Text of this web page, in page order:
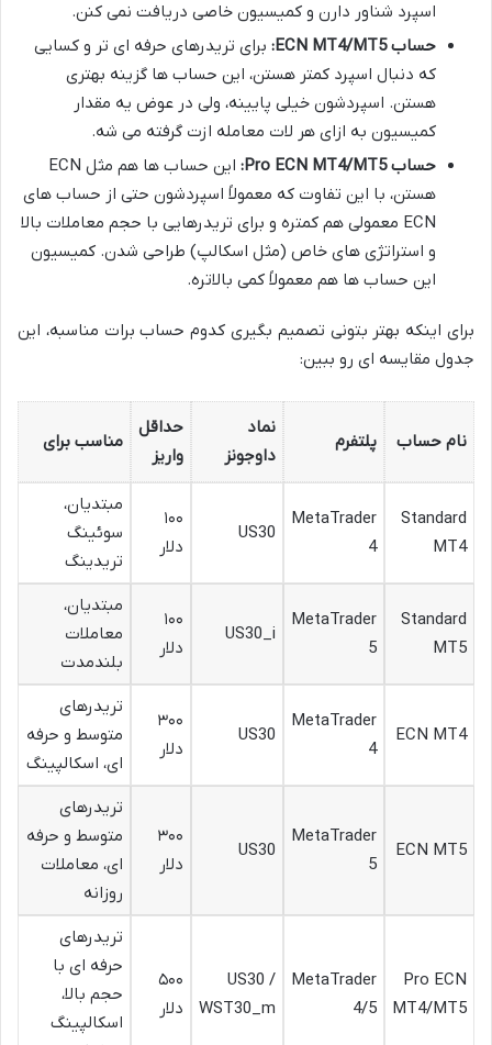
اسپرد شناور دارن و کمیسیون خاصی دریافت نمی کنن.
حساب ECN MT4/MT5:
برای تریدرهای حرفه ای تر و کسایی
که دنبال اسپرد کمتر هستن، این حساب ها گزینه بهتری
هستن. اسپردشون خیلی پایینه، ولی در عوض یه مقدار
کمیسیون به ازای هر لات معامله ازت گرفته می شه.
حساب Pro ECN MT4/MT5:
این حساب ها هم مثل ECN
هستن، با این تفاوت که معمولاً اسپردشون حتی از حساب های
ECN معمولی هم کمتره و برای تریدرهایی با حجم معاملات بالا
و استراتژی های خاص (مثل اسکالپ) طراحی شدن. کمیسیون
این حساب ها هم معمولاً کمی بالاتره.
برای اینکه بهتر بتونی تصمیم بگیری کدوم حساب برات مناسبه، این
جدول مقایسه ای رو ببین:
نام حساب پلتفرم
نماد
داوجونز
حداقل
واریز
مناسب برای
Standard
MT4
MetaTrader
4
US30
۱۰۰
دلار
مبتدیان،
سوئینگ
تریدینگ
Standard
MT5
MetaTrader
5
US30_i
۱۰۰
دلار
مبتدیان،
معاملات
بلندمدت
ECN MT4
MetaTrader
4
US30
۳۰۰
دلار
تریدرهای
متوسط و حرفه
ای، اسکالپینگ
ECN MT5
MetaTrader
5
US30
۳۰۰
دلار
تریدرهای
متوسط و حرفه
ای، معاملات
روزانه
Pro ECN
MT4/MT5
MetaTrader
4/5
US30 /
WST30_m
۵۰۰
دلار
تریدرهای
حرفه ای با
حجم بالا،
اسکالپینگ